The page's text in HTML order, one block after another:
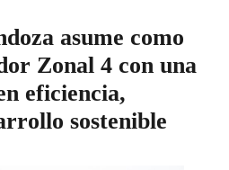
asume como
Zonal 4 con una
eficiencia,
sostenible